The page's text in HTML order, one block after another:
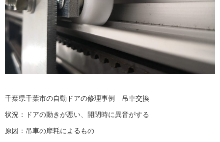
千葉県千葉市の自動ドアの修理事例 吊車交換
状況：ドアの動きが悪い、開閉時に異音がする
原因：吊車の摩耗によるもの